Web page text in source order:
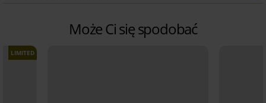
Może Ci się spodobać
LIMITED